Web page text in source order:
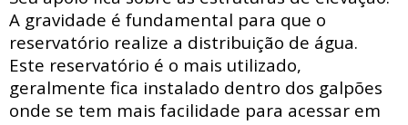
A gravidade é fundamental para que o
reservatório realize a distribuição de água.
Este reservatório é o mais utilizado,
geralmente fica instalado dentro dos galpões
onde se tem mais facilidade para acessar em